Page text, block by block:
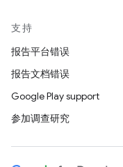
支持
报告平台错误
报告文档错误
Google Play support
参加调查研究